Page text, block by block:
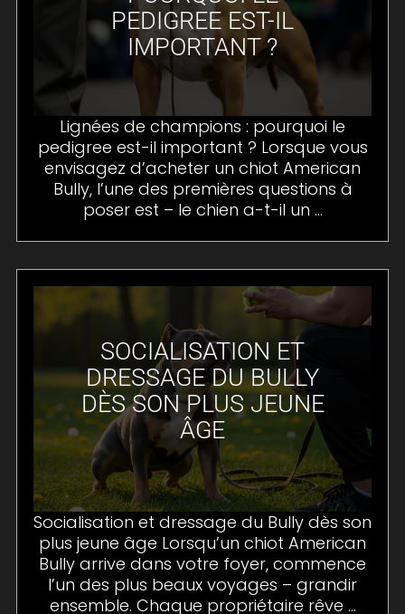
PEDIGREE EST-IL
IMPORTANT ?
Lignées de champions : pourquoi le
pedigree est-il important ? Lorsque vous
envisagez d’acheter un chiot American
Bully, l’une des premières questions à
poser est – le chien a-t-il un ...
SOCIALISATION ET
DRESSAGE DU BULLY
DÈS SON PLUS JEUNE
ÂGE
Socialisation et dressage du Bully dès son
plus jeune âge Lorsqu’un chiot American
Bully arrive dans votre foyer, commence
l’un des plus beaux voyages – grandir
ensemble. Chaque propriétaire rêve ...